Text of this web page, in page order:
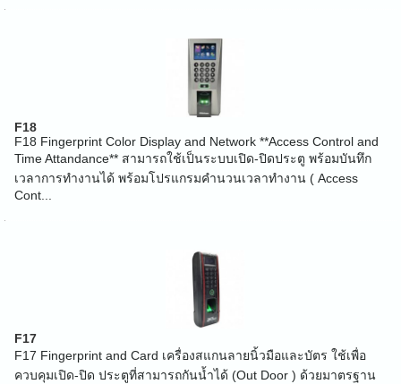
F18
F18 Fingerprint Color Display and Network **Access Control and
Time Attandance** สามารถใช้เป็นระบบเปิด-ปิดประตู พร้อมบันทึก
เวลาการทำงานได้ พร้อมโปรแกรมคำนวนเวลาทำงาน ( Access
Cont...
F17
F17 Fingerprint and Card เครื่องสแกนลายนิ้วมือและบัตร ใช้เพื่อ
ควบคุมเปิด-ปิด ประตูที่สามารถกันน้ำได้ (Out Door ) ด้วยมาตรฐาน